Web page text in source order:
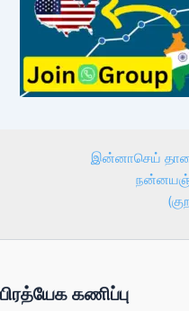
இன்னாசெய்
நன்னயஞ்
பிரத்யேக கணிப்பு